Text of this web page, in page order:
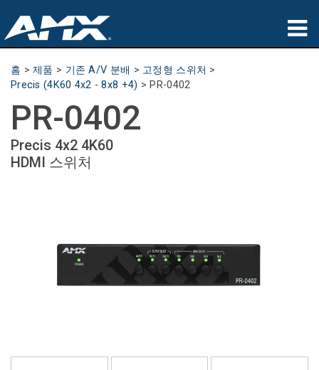
제품
파트너
구매처
홈 >제품 > 기존 A/V 분배 > 고정형 스위처 >
Precis (4K60 4x2 - 8x8 +4) > PR-0402
PR-0402
Precis 4x2 4K60
HDMI 스위처